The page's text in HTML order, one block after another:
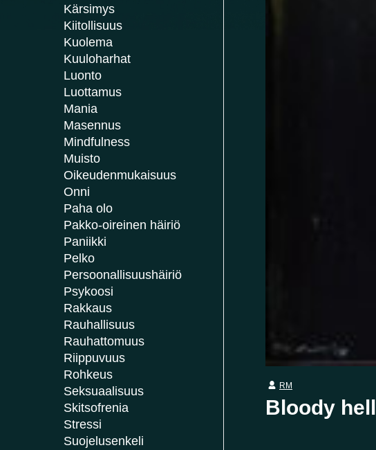
Kärsimys
Kiitollisuus
Kuolema
Kuuloharhat
Luonto
Luottamus
Mania
Masennus
Mindfulness
Muisto
Oikeudenmukaisuus
Onni
Paha olo
Pakko-oireinen häiriö
Paniikki
Pelko
Persoonallisuushäiriö
Psykoosi
Rakkaus
Rauhallisuus
Rauhattomuus
Riippuvuus
Rohkeus
Seksuaalisuus
Skitsofrenia
Stressi
Suojelusenkeli
RM
Bloody hell